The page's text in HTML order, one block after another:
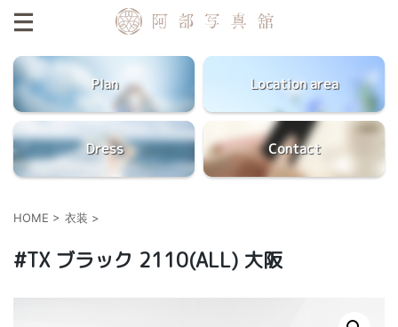
Plan Location area
Dress Contact
HOME > 衣装 >
#TX ブラック 2110(ALL) 大阪